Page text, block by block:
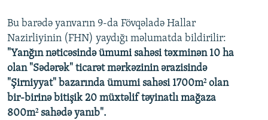
Bu barədə yanvarın 9-da Fövqəladə Hallar
Nazirliyinin (FHN) yaydığı məlumatda bildirilir:
"Yanğın nəticəsində ümumi sahəsi təxminən 10 ha
olan "Sədərək" ticarət mərkəzinin ərazisində
"Şirniyyat" bazarında ümumi sahəsi 1700m² olan
bir-birinə bitişik 20 müxtəlif təyinatlı mağaza
800m² sahədə yanıb".